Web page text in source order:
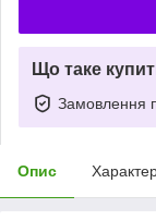
Що таке
Замовлення
Опис